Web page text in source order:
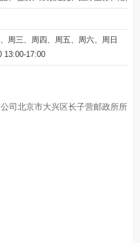
周三、周四、周五、周六、周日
13:00-17:00
司北京市大兴区长子营邮政所所